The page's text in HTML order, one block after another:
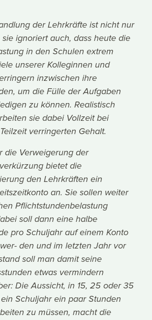
der Lehrkräfte ist nicht nur
ignoriert auch, dass heute die
in den Schulen extrem
unserer Kolleginnen und
inzwischen ihre
um die Fülle der Aufgaben
zu können. Realistisch
sie dabei Vollzeit bei
verringerten Gehalt.
die Verweigerung der
bietet die
den Lehrkräften ein
an. Sie sollen weiter
Pflichtstundenbelastung
soll dann eine halbe
pro Schuljahr auf einem Konto
den und im letzten Jahr vor
soll man damit seine
etwas vermindern
Die Aussicht, in 15, 25 oder 35
Schuljahr ein paar Stunden
zu müssen, macht die